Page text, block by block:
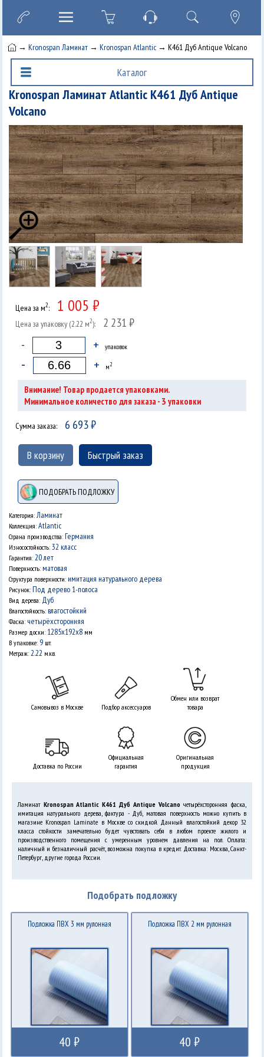
→Kronospan Ламинат →Kronospan Atlantic → K461 Дуб Antique Volcano
Каталог
Kronospan Ламинат Atlantic K461 Дуб Antique
Volcano
Цена за м2: 1 005 ₽
Цена за упаковку (2.22 м2): 2 231 ₽
- + упаковок
- + м2
Внимание! Товар продается упаковками.
Минимальное количество для заказа - 3 упаковки
Сумма заказа: 6 693₽
В корзину Быстрый заказ
ПОДОБРАТЬ ПОДЛОЖКУ
Категория:Ламинат
Коллекция:Atlantic
Страна производства: Германия
Износостойкость:32 класс
Гарантия:20 лет
Поверхность:матовая
Структура поверхности:имитация натурального дерева
Рисунок: Под дерево 1-полоса
Вид дерева: Дуб
Влагостойкость:влагостойкий
Фаска:четырёхсторонняя
Размер доски: 1285х192х8 мм
В упаковке: 9 шт.
Метраж:2.22 м.кв.
Самовывоз в Москве Подбор аксессуаров
Обмен или возврат
товара
Доставка по России
Официальная
гарантия
Оригинальная
продукция
Ламинат Kronospan Atlantic K461 Дуб Antique Volcano четырёхсторонняя фаска,
имитация натурального дерева, фактура - Дуб, матовая поверхность можно купить в
магазине Kronospan Laminate в Москве со скидкой. Данный влагостойкий декор 32
класса стойкости замечательно будет чувстовать себя в любом проекте жилого и
производственного помещения с умеренным уровнем давления на пол. Оплата:
наличный и безналичный расчёт, возможна покупка в кредит. Доставка: Москва, Санкт-
Петербург, другие города России.
Подобрать подложку
Подложка ПВХ 3 мм рулонная
40 ₽
Подложка ПВХ 2 мм рулонная
40 ₽